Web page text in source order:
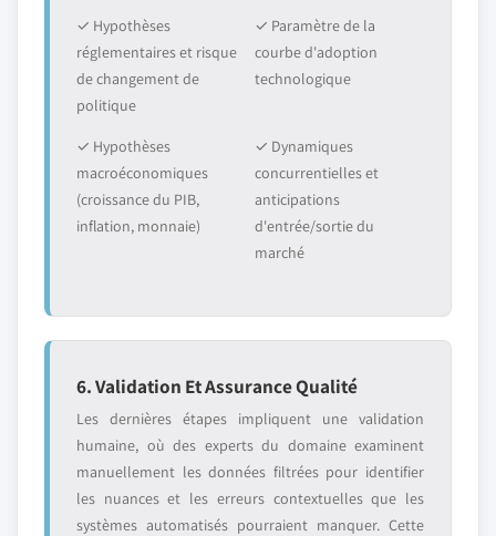
✓ Hypothèses
réglementaires et risque
de changement de
politique
✓ Paramètre de la
courbe d'adoption
technologique
✓ Hypothèses
macroéconomiques
(croissance du PIB,
inflation, monnaie)
✓ Dynamiques
concurrentielles et
anticipations
d'entrée/sortie du
marché
6. Validation Et Assurance Qualité
Les dernières étapes impliquent une validation
humaine, où des experts du domaine examinent
manuellement les données filtrées pour identifier
les nuances et les erreurs contextuelles que les
systèmes automatisés pourraient manquer. Cette